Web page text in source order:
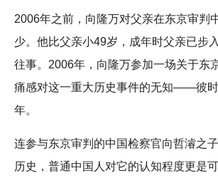
2006年之前，向隆万对父亲在东京审判
少。他比父亲小49岁，成年时父亲已步
往事。2006年，向隆万参加一场关于东
痛感对这一重大历史事件的无知——彼
年。
连参与东京审判的中国检察官向哲濬之
历史，普通中国人对它的认知程度更是可